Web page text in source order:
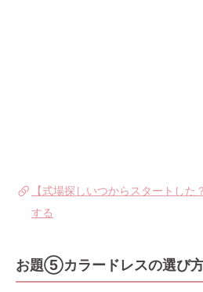
【式場探しいつからスタートし
する
お題⑤カラードレスの選び